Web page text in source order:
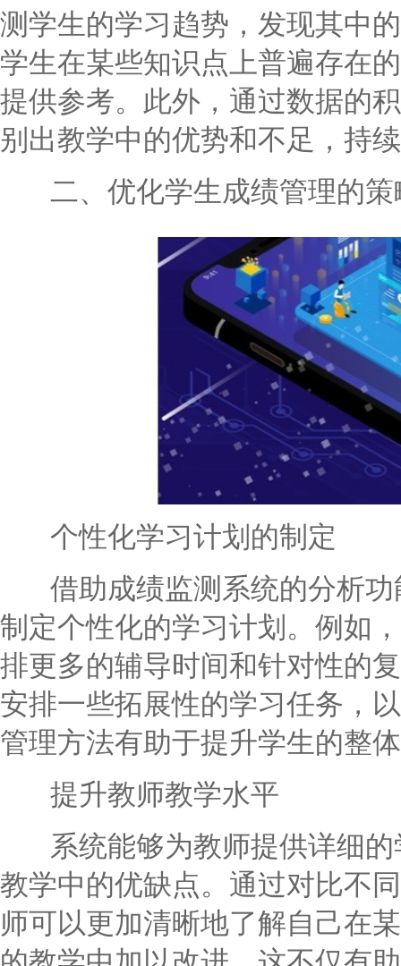
测学生的学习趋势，发现其中
学生在某些知识点上普遍存在
提供参考。此外，通过数据的
别出教学中的优势和不足，持
二、优化学生成绩管理的策
个性化学习计划的制定
借助成绩监测系统的分析功
制定个性化的学习计划。例如
排更多的辅导时间和针对性的
安排一些拓展性的学习任务，
管理方法有助于提升学生的整
提升教师教学水平
系统能够为教师提供详细的
教学中的优缺点。通过对比不
师可以更加清晰地了解自己在